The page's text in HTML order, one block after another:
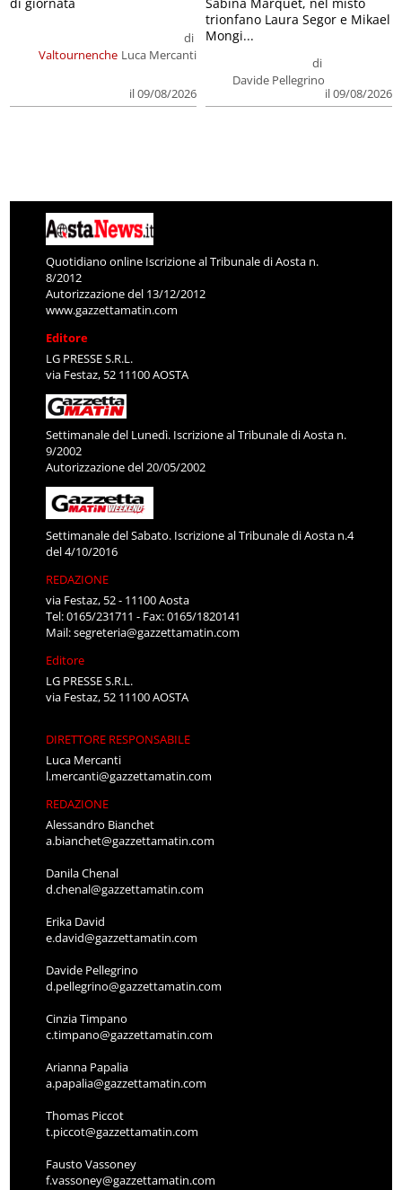
Valtournenche
di
Luca Mercanti
il 09/08/2026
di
Davide Pellegrino
il 09/08/2026
trionfano Laura Segor e Mikael
Mongi...
Quotidiano online Iscrizione al Tribunale di Aosta n.
8/2012
Autorizzazione del 13/12/2012
www.gazzettamatin.com
Editore
LG PRESSE S.R.L.
via Festaz, 52 11100 AOSTA
Settimanale del Lunedì. Iscrizione al Tribunale di Aosta n.
9/2002
Autorizzazione del 20/05/2002
Settimanale del Sabato. Iscrizione al Tribunale di Aosta n.4
del 4/10/2016
REDAZIONE
via Festaz, 52 - 11100 Aosta
Tel: 0165/231711 - Fax: 0165/1820141
Mail:segreteria@gazzettamatin.com
Editore
LG PRESSE S.R.L.
via Festaz, 52 11100 AOSTA
DIRETTORE RESPONSABILE
Luca Mercanti
l.mercanti@gazzettamatin.com
REDAZIONE
Alessandro Bianchet
a.bianchet@gazzettamatin.com
Danila Chenal
d.chenal@gazzettamatin.com
Erika David
e.david@gazzettamatin.com
Davide Pellegrino
d.pellegrino@gazzettamatin.com
Cinzia Timpano
c.timpano@gazzettamatin.com
Arianna Papalia
a.papalia@gazzettamatin.com
Thomas Piccot
t.piccot@gazzettamatin.com
Fausto Vassoney
f.vassoney@gazzettamatin.com